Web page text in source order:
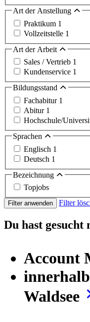
Art der Anstellung
Praktikum 1
Vollzeitstelle 1
Art der Arbeit
Sales / Vertrieb 1
Kundenservice 1
Bildungsstand
Fachabitur 1
Abitur 1
Hochschule/
Sprachen
Englisch 1
Deutsch 1
Bezeichnung
Topjobs
Filter anwenden Filter
Du hast gesucht
Account
Waldsee